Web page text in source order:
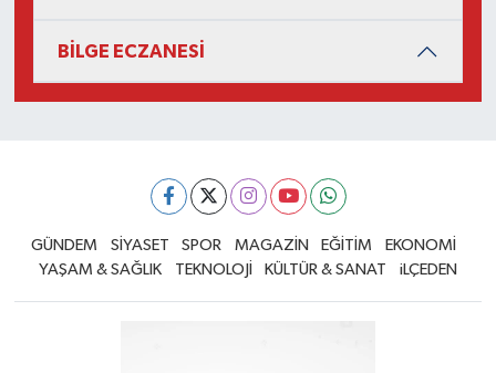
BİLGE ECZANESİ
GÜNDEM SİYASET SPOR MAGAZİN EĞİTİM
EKONOMİ
YAŞAM & SAĞLIK
TEKNOLOJİ KÜLTÜR & SANAT iLÇEDEN